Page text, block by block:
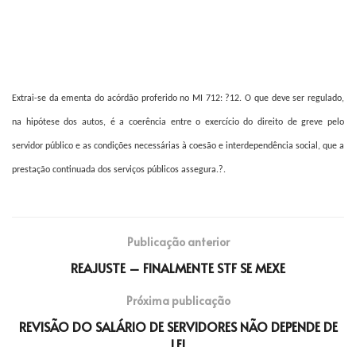
Extrai-se da ementa do acórdão proferido no MI 712: ?12. O que deve ser regulado,
na hipótese dos autos, é a coerência entre o exercício do direito de greve pelo
servidor público e as condições necessárias à coesão e interdependência social, que a
prestação continuada dos serviços públicos assegura.?.
Publicação anterior
REAJUSTE – FINALMENTE STF SE MEXE
Próxima publicação
REVISÃO DO SALÁRIO DE SERVIDORES NÃO DEPENDE DE